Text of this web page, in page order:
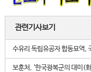
관련기사보기
수유리 독립유공자 합동묘역,
보훈처, ‘한국광복군의 대미(